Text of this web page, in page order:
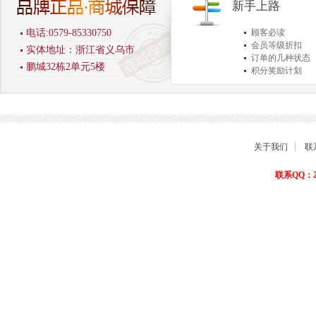
电话:0579-85330750
实体地址：浙江省义乌市
鹏城32栋2单元5楼
新手上路
顾客必读
会员等级折扣
订单的几种状态
积分奖励计划
商品退货保障
关于我们 联
联系QQ：